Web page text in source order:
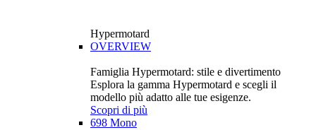
Hypermotard
OVERVIEW
Famiglia Hypermotard: stile e divertimento
Esplora la gamma Hypermotard e scegli il
modello più adatto alle tue esigenze.
Scopri di più
698 Mono